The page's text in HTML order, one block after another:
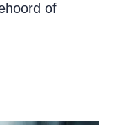
of